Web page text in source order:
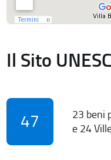
Il Sito
47
23 beni
e 24